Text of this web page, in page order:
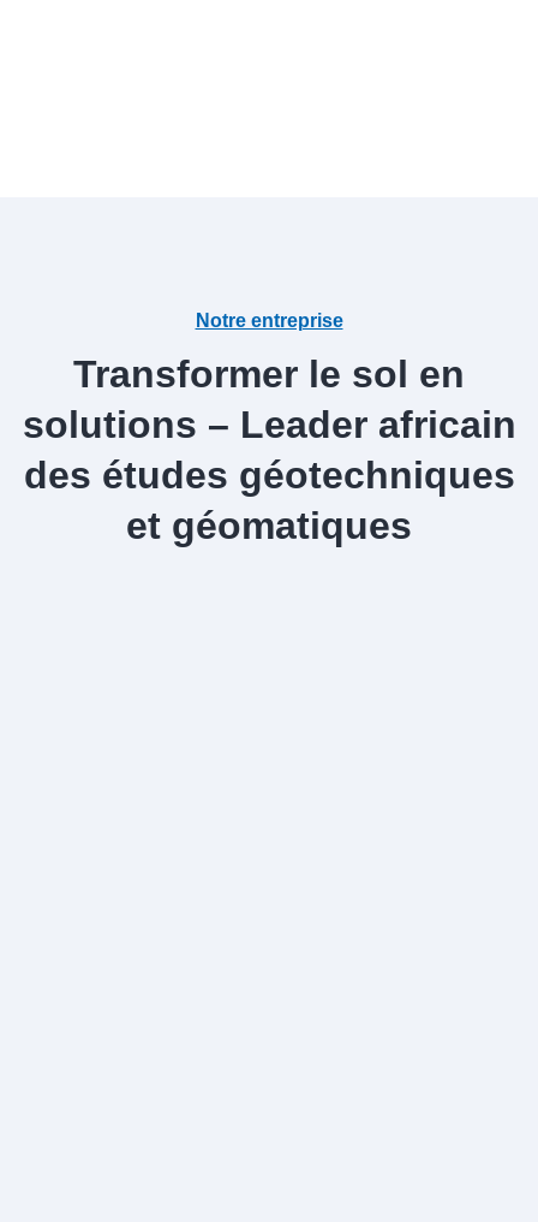
Notre entreprise
Transformer le sol en
solutions – Leader africain
des études géotechniques
et géomatiques